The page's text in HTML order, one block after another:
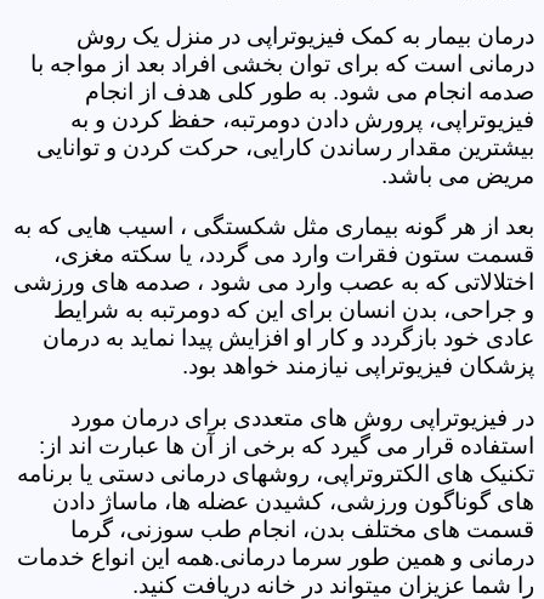
درمان بیمار به کمک فیزیوتراپی در منزل یک روش
درمانی است که برای توان بخشی افراد بعد از مواجه با
صدمه انجام می شود. به طور کلی هدف از انجام
فیزیوتراپی، پرورش دادن دومرتبه، حفظ کردن و به
بیشترین مقدار رساندن کارایی، حرکت کردن و توانایی
مریض می باشد.
بعد از هر گونه بیماری مثل شکستگی ، اسیب هایی که به
قسمت ستون فقرات وارد می گردد، یا سکته مغزی،
اختلالاتی که به عصب وارد می شود ، صدمه های ورزشی
و جراحی، بدن انسان برای این که دومرتبه به شرایط
عادی خود بازگردد و کار او افزایش پیدا نماید به درمان
پزشکان فیزیوتراپی نیازمند خواهد بود.
در فیزیوتراپی روش های متعددی برای درمان مورد
استفاده قرار می گیرد که برخی از آن ها عبارت اند از:
تکنیک های الکتروتراپی، روشهای درمانی دستی یا برنامه
های گوناگون ورزشی، کشیدن عضله ها، ماساژ دادن
قسمت های مختلف بدن، انجام طب سوزنی، گرما
درمانی و همین طور سرما درمانی.همه این انواع خدمات
را شما عزیزان میتواند در خانه دریافت کنید.